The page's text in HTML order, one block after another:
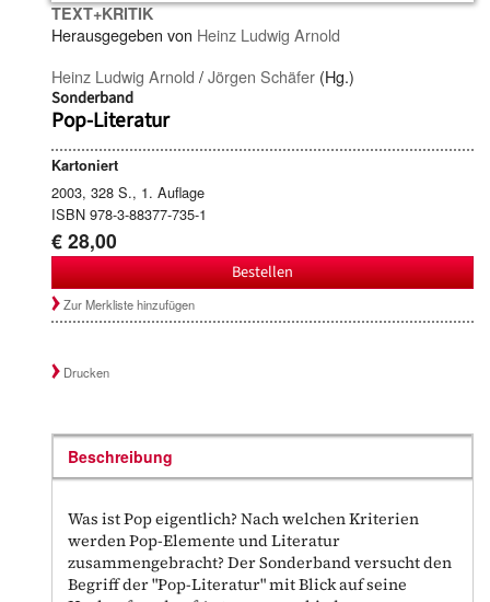
TEXT+KRITIK
Herausgegeben von Heinz Ludwig Arnold
Heinz Ludwig Arnold /Jörgen Schäfer (Hg.)
Sonderband
Pop-Literatur
Kartoniert
2003, 328 S., 1. Auflage
ISBN 978-3-88377-735-1
€ 28,00
Bestellen
Zur Merkliste hinzufügen
Drucken
Beschreibung
Was ist Pop eigentlich? Nach welchen Kriterien
werden Pop-Elemente und Literatur
zusammengebracht? Der Sonderband versucht den
Begriff der "Pop-Literatur" mit Blick auf seine